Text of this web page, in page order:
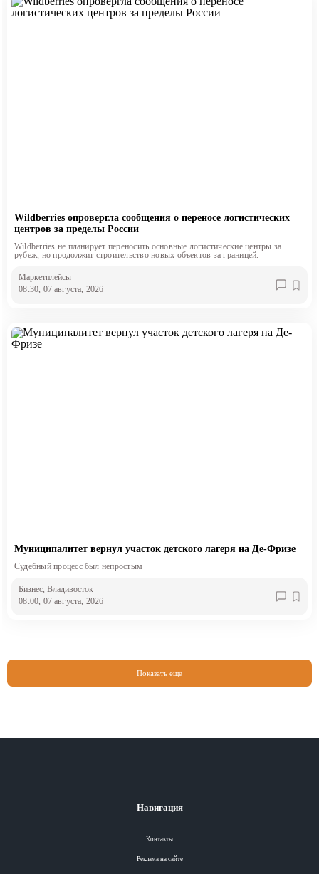
Wildberries опровергла сообщения о переносе логистических
центров за пределы России
Wildberries не планирует переносить основные логистические центры за
рубеж, но продолжит строительство новых объектов за границей.
Маркетплейсы
08:30, 07 августа, 2026
Муниципалитет вернул участок детского лагеря на Де-Фризе
Судебный процесс был непростым
Бизнес , Владивосток
08:00, 07 августа, 2026
Показать еще
Навигация
Контакты
Реклама на сайте